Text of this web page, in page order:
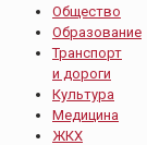
Общество
Образование
Транспорт
и дороги
Культура
Медицина
ЖКХ